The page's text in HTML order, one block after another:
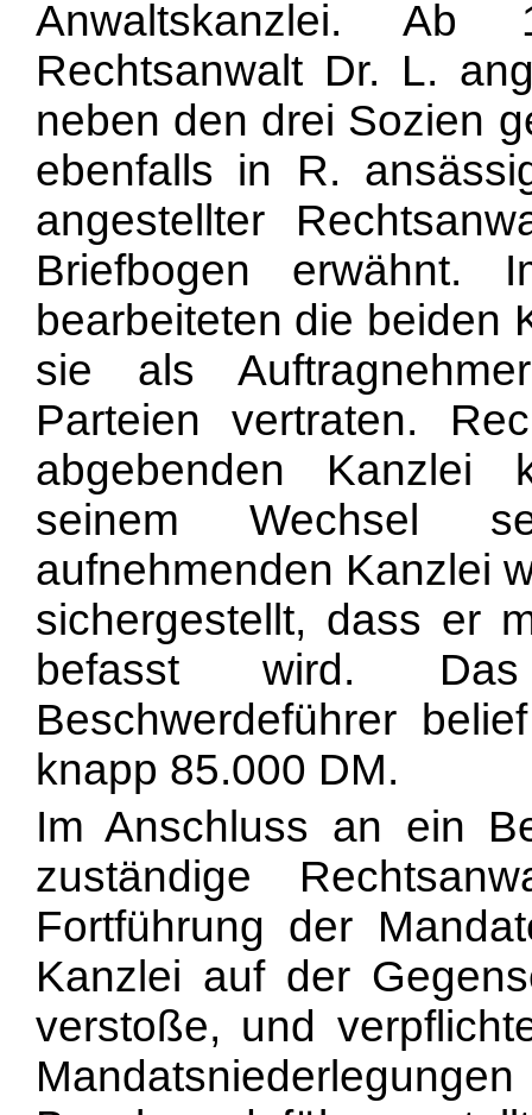
Anwaltskanzlei.
Rechtsanwalt Dr. L.
neben den drei Sozien
ebenfalls in R.
angestellter
Briefbogen erwähnt.
bearbeiteten die beiden
sie als
Parteien vertraten.
abgebenden Kanzlei
seinem Wechsel
aufnehmenden Kanzlei
sichergestellt, dass er
befasst wird. Das
Beschwerdeführer
knapp 85.000 DM.
Im Anschluss an ein
zuständige
Fortführung der
Kanzlei auf der
verstoße, und